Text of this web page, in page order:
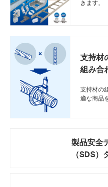
きます。
支持材
組み合
支持材の
適な商品
製品安全
（SDS